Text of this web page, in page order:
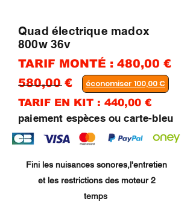
Quad électrique madox
800w 36v
TARIF MONTÉ : 480,00 €
580,00 €
économiser 100,00 €
TARIF EN KIT : 440,00 €
paiement espèces ou carte-bleu
​Fini les nuisances sonores,l'entretien
et les restrictions des moteur 2
temps